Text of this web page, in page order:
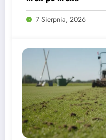
7 Sierpnia, 2026